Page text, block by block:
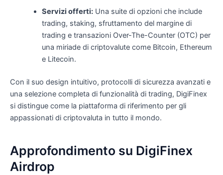
Servizi offerti:Una suite di opzioni che include
trading, staking, sfruttamento del margine di
trading e transazioni Over-The-Counter (OTC) per
una miriade di criptovalute come Bitcoin, Ethereum
e Litecoin.
Con il suo design intuitivo, protocolli di sicurezza avanzati e
una selezione completa di funzionalità di trading, DigiFinex
si distingue come la piattaforma di riferimento per gli
appassionati di criptovaluta in tutto il mondo.
Approfondimento su DigiFinex
Airdrop